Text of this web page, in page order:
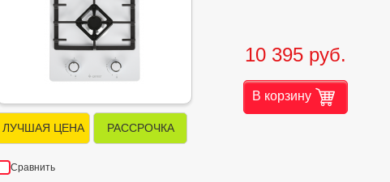
ЛУЧШАЯ ЦЕНА РАССРОЧКА
Сравнить
10 395 руб.
В корзину